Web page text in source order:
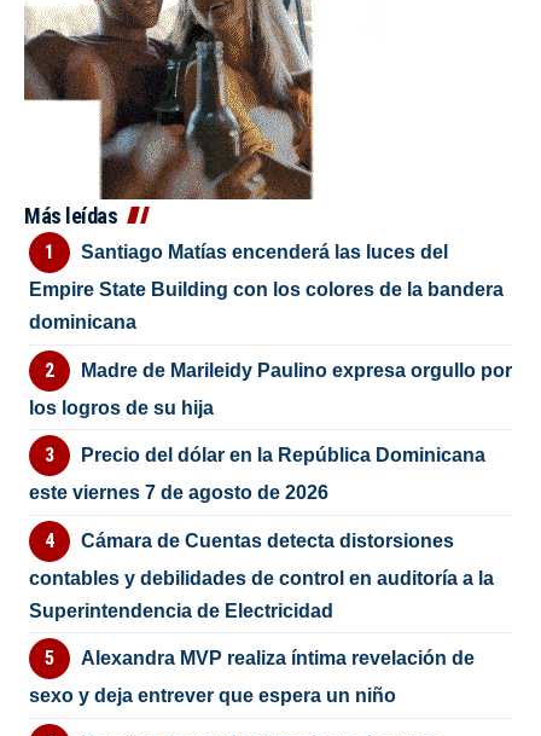
Más leídas
Santiago Matías encenderá las luces del
Empire State Building con los colores de la bandera
dominicana
Madre de Marileidy Paulino expresa orgullo por
los logros de su hija
Precio del dólar en la República Dominicana
este viernes 7 de agosto de 2026
Cámara de Cuentas detecta distorsiones
contables y debilidades de control en auditoría a la
Superintendencia de Electricidad
Alexandra MVP realiza íntima revelación de
sexo y deja entrever que espera un niño